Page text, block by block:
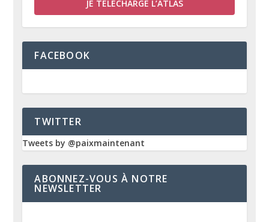
JE TÉLÉCHARGE L’ATLAS
FACEBOOK
TWITTER
Tweets by @paixmaintenant
ABONNEZ-VOUS À NOTRE
NEWSLETTER